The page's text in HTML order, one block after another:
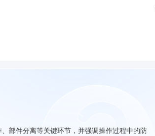
部件分离等关键环节，并强调操作过程中的防